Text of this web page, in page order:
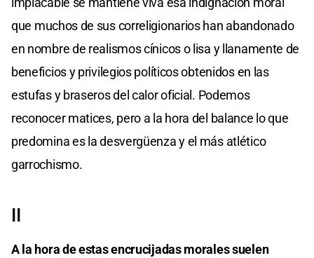
que muchos de sus correligionarios han abandonado
en nombre de realismos cínicos o lisa y llanamente de
beneficios y privilegios políticos obtenidos en las
estufas y braseros del calor oficial. Podemos
reconocer matices, pero a la hora del balance lo que
predomina es la desvergüenza y el más atlético
garrochismo.
II
A la hora de estas encrucijadas morales suelen